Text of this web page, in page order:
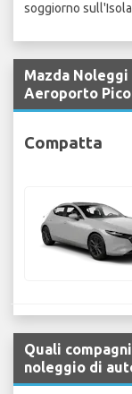
soggiorno
Mazda
Aeroporto Pico
Compatta
Quali
noleggio di